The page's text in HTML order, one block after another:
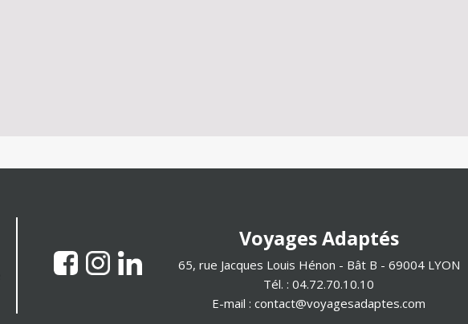
Voyages Adaptés
65, rue Jacques Louis Hénon - Bât B - 69004 LYON
Tél. : 04.72.70.10.10
E-mail :contact@voyagesadaptes.com